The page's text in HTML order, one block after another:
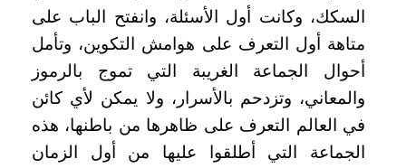
السكك، وكانت أول الأسئلة، وانفتح الباب على
متاهة أول التعرف على هوامش التكوين، وتأمل
أحوال الجماعة الغريبة التي تموج بالرموز
والمعاني، وتزدحم بالأسرار، ولا يمكن لأي كائن
في العالم التعرف على ظاهرها من باطنها، هذه
الجماعة التي أطلقوا عليها من أول الزمان